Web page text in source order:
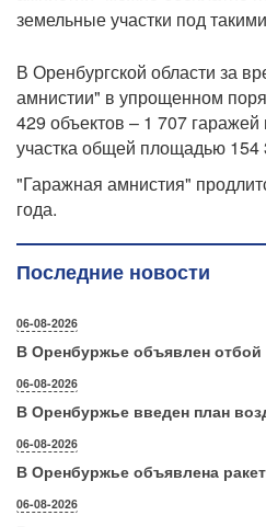
земельные участки под
В Оренбургской области за
амнистии" в упрощенном
429 объектов – 1 707
участка общей площадью 154
"Гаражная амнистия"
года.
Последние новости
06-08-2026
В Оренбуржье объявлен отбой
06-08-2026
В Оренбуржье введен план
06-08-2026
В Оренбуржье объявлена
06-08-2026